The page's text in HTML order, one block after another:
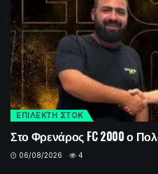
ΕΠΙΛΕΚΤΗ ΣΤΟΚ
Στο Φρενάρος FC 2000 ο
06/08/2026 4